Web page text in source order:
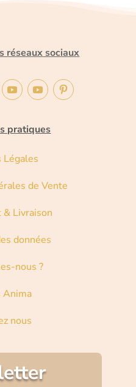
réseaux sociaux
pratiques
Légales
de Vente
& Livraison
données
nous ?
Anima
nous